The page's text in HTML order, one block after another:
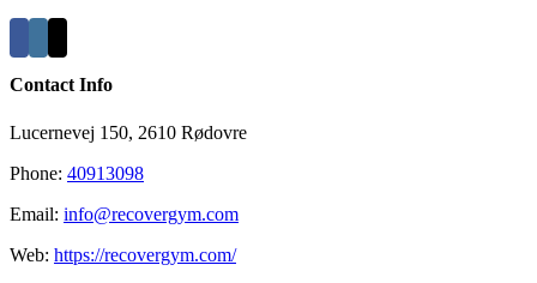
Contact Info
Lucernevej 150, 2610 Rødovre
Phone: 40913098
Email: info@recovergym.com
Web: https://recovergym.com/